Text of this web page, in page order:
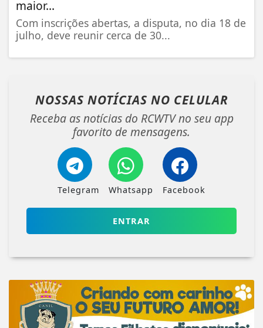
maior...
Com inscrições abertas, a disputa, no dia 18 de
julho, deve reunir cerca de 30...
NOSSAS NOTÍCIAS NO CELULAR
Receba as notícias do RCWTV no seu app
favorito de mensagens.
Telegram Whatsapp Facebook
ENTRAR